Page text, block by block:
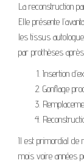
La reconstruction
Elle présente
les tissus
par prothèses
Insertion
Gonflage
Il est primordial de
mois voire années